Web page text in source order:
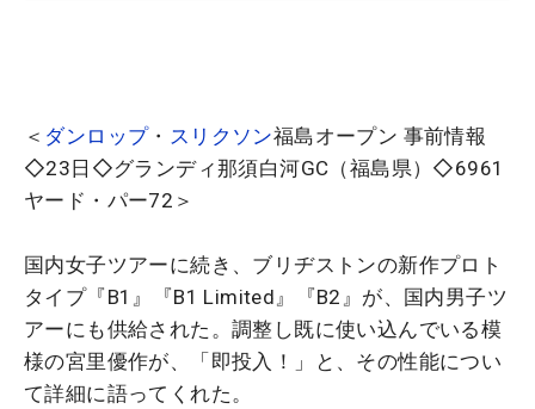
＜ ダンロップ・ スリクソン福島オープン 事前情報
◇23日◇グランディ那須白河GC（福島県）◇6961
ヤード・パー72＞
国内女子ツアーに続き、ブリヂストンの新作プロト
タイプ『B1』『B1 Limited』『B2』が、国内男子ツ
アーにも供給された。調整し既に使い込んでいる模
様の宮里優作が、「即投入！」と、その性能につい
て詳細に語ってくれた。